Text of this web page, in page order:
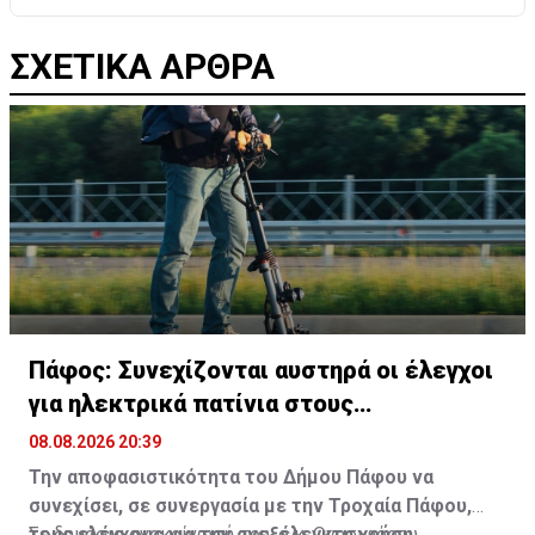
ΣΧΕΤΙΚΑ ΑΡΘΡΑ
Πάφος: Συνεχίζονται αυστηρά οι έλεγχοι
για ηλεκτρικά πατίνια στους
πεζόδρομους
08.08.2026 20:39
Την αποφασιστικότητα του Δήμου Πάφου να
συνεχίσει, σε συνεργασία με την Τροχαία Πάφου,